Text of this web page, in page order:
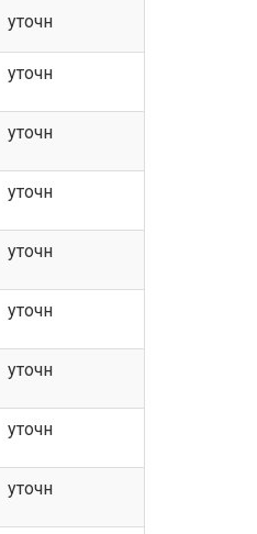
уточн
уточн
уточн
уточн
уточн
уточн
уточн
уточн
уточн